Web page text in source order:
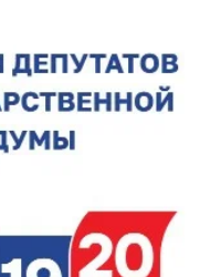
наградили лидеров
отмечен на конкурсе